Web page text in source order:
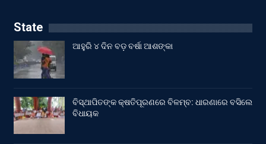
State
ଆହୁରି ୪ ଦିନ ବଡ଼ ବର୍ଷା ଆଶଙ୍କା
ବିସ୍ଥାପିତଙ୍କ କ୍ଷତିପୂରଣରେ ବିଳମ୍ବ: ଧାରଣାରେ ବସିଲେ
ବିଧାୟକ